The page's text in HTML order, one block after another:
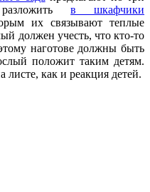
в шкафчики
их связывают теплые
должен учесть, что кто-то
наготове должны быть
положит таким детям.
листе, как и реакция детей.